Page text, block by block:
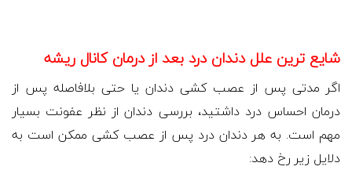
شایع ترین علل دندان درد بعد از درمان کانال ریشه
اگر مدتی پس از عصب کشی دندان یا حتی بلافاصله پس از
درمان احساس درد داشتید، بررسی دندان از نظر عفونت بسیار
مهم است. به هر دندان درد پس از عصب کشی ممکن است به
دلایل زیر رخ دهد: